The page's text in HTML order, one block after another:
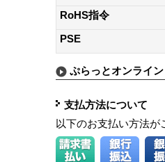
RoHS指令
PSE
ぷらっとオンライ
支払方法について
以下のお支払い方法が